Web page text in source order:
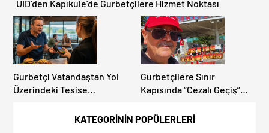
KATEGORİNİN POPÜLERLERİ
UID’den Kapıkule’de Gurbetçilere Hizmet Noktası
Gurbetçi Vatandaştan Yol
Üzerindeki Tesise
“Hesabınızı Mutlaka Kontrol
Gurbetçilere Sınır
Kapısında “Cezalı Geçiş”
Dışına Çıkamıyor!